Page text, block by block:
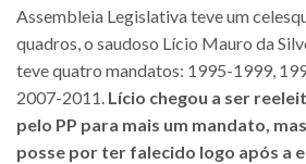
Assembleia Legislativa teve um
quadros, o saudoso Lício Mauro da
teve quatro mandatos: 1995-1999,
2007-2011. Lício chegou a ser
pelo PP para mais um mandato,
posse por ter falecido logo após a